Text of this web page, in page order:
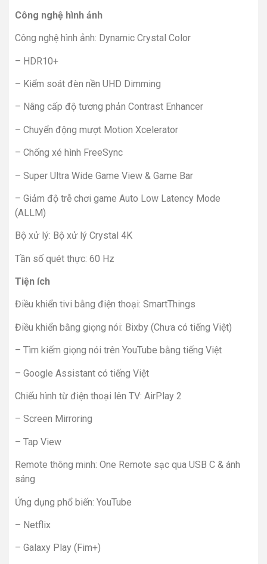
Công nghệ hình ảnh
Công nghệ hình ảnh: Dynamic Crystal Color
– HDR10+
– Kiểm soát đèn nền UHD Dimming
– Nâng cấp độ tương phản Contrast Enhancer
– Chuyển động mượt Motion Xcelerator
– Chống xé hình FreeSync
– Super Ultra Wide Game View & Game Bar
– Giảm độ trễ chơi game Auto Low Latency Mode
(ALLM)
Bộ xử lý: Bộ xử lý Crystal 4K
Tần số quét thực: 60 Hz
Tiện ích
Điều khiển tivi bằng điện thoại: SmartThings
Điều khiển bằng giọng nói: Bixby (Chưa có tiếng Việt)
– Tìm kiếm giọng nói trên YouTube bằng tiếng Việt
– Google Assistant có tiếng Việt
Chiếu hình từ điện thoại lên TV: AirPlay 2
– Screen Mirroring
– Tap View
Remote thông minh: One Remote sạc qua USB C & ánh
sáng
Ứng dụng phổ biến: YouTube
– Netflix
– Galaxy Play (Fim+)